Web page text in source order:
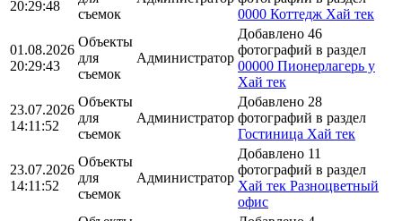
20:29:48
съемок
0000 Коттедж Хай тек
01.08.2026
20:29:43
Объекты
для
съемок
Администратор
Добавлено 46
фотографий в раздел
00000 Пионерлагерь у
Хай тек
23.07.2026
14:11:52
Объекты
для
съемок
Администратор
Добавлено 28
фотографий в раздел
Гостиница Хай тек
23.07.2026
14:11:52
Объекты
для
съемок
Администратор
Добавлено 11
фотографий в раздел
Хай тек Разноцветный
офис